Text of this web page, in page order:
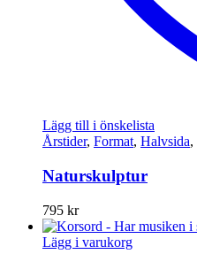
Lägg till i önskelista
Årstider, Format, Halvsida,
Naturskulptur
795 kr
Lägg i varukorg